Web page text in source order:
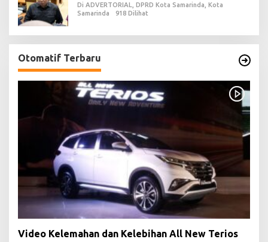
Di ADVERTORIAL, DPRD Kota Samarinda, Kota
Samarinda
918 Dilihat
Otomatif Terbaru
Video Kelemahan dan Kelebihan All New Terios